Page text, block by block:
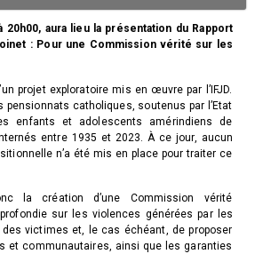
aura lieu la présentation du Rapport
: Pour une Commission vérité sur les
projet exploratoire mis en œuvre par l’IFJD.
catholiques, soutenus par l’Etat
enfants et adolescents amérindiens de
entre 1935 et 2023. À ce jour, aucun
n’a été mis en place pour traiter ce
la création d’une Commission vérité
sur les violences générées par les
des victimes et, le cas échéant, de proposer
et communautaires, ainsi que les garanties